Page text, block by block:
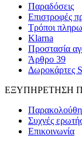
Παραδόσεις
Επιστροφές
Τρόποι
Klarna
Προστασία
Άρθρο 39
Δωροκάρτες
ΕΞΥΠΗΡΕΤΗΣΗ
Συχνές
Επικοινωνία